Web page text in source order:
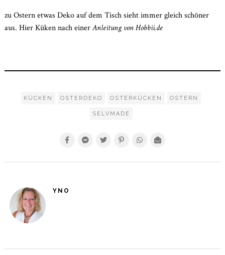
zu Ostern etwas Deko auf dem Tisch sieht immer gleich schöner
aus. Hier Küken nach einerAnleitung von Hobbii.de
KÜCKEN OSTERDEKO OSTERKÜCKEN OSTERN
SELVMADE
YNO